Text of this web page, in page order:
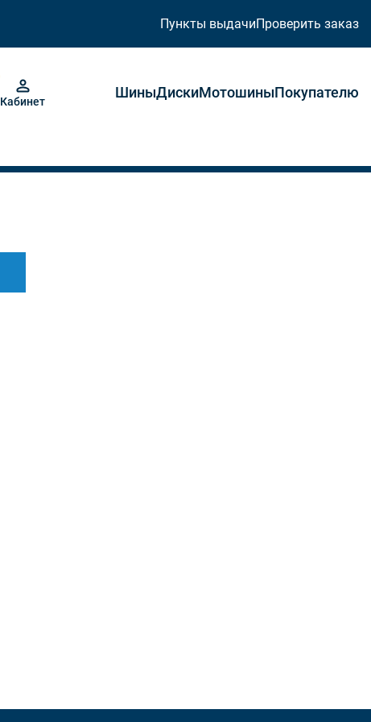
Пункты выдачиПроверить заказ
Кабинет
ШиныДискиМотошиныПокупателю